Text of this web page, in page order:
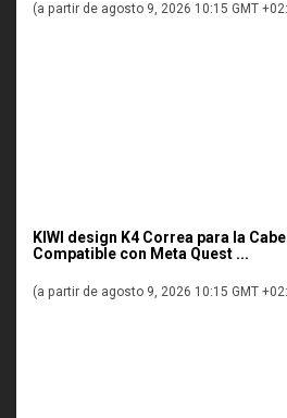
(a partir de agosto 9, 2026 10:15 GMT
KIWI design K4 Correa para la
Compatible con Meta Quest ...
(a partir de agosto 9, 2026 10:15 GMT